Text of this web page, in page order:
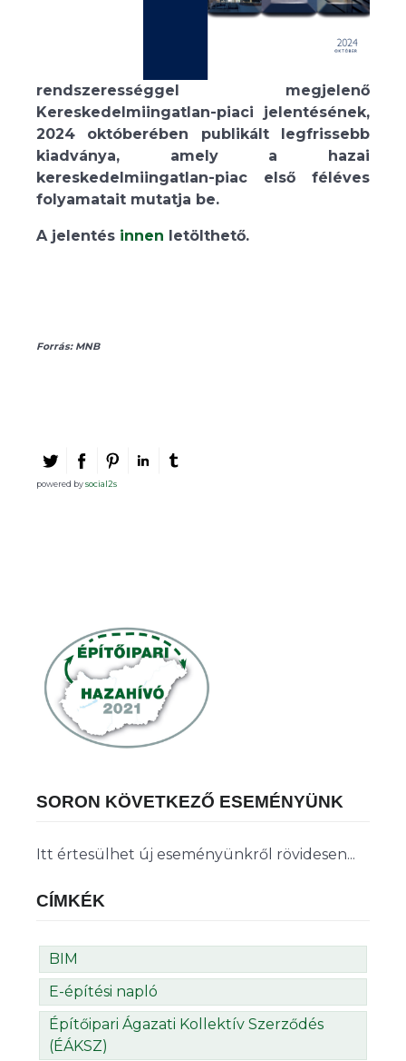
rendszerességgel megjelenő
Kereskedelmiingatlan-piaci jelentésének,
2024 októberében publikált legfrissebb
kiadványa, amely a hazai
kereskedelmiingatlan-piac első féléves
folyamatait mutatja be.
A jelentés innen letölthető.
Forrás: MNB
powered bysocial2s
SORON KÖVETKEZŐ ESEMÉNYÜNK
Itt értesülhet új eseményünkről rövidesen...
CÍMKÉK
BIM
E-építési napló
Építőipari Ágazati Kollektív Szerződés
(ÉÁKSZ)